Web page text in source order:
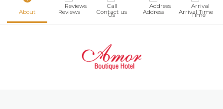
About Reviews Contact us Address Arrival Time